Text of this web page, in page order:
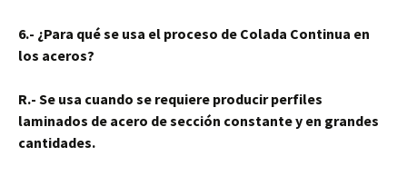
6.- ¿Para qué se usa el proceso de Colada Continua en
los aceros?
R.- Se usa cuando se requiere producir perfiles
laminados de acero de sección constante y en grandes
cantidades.